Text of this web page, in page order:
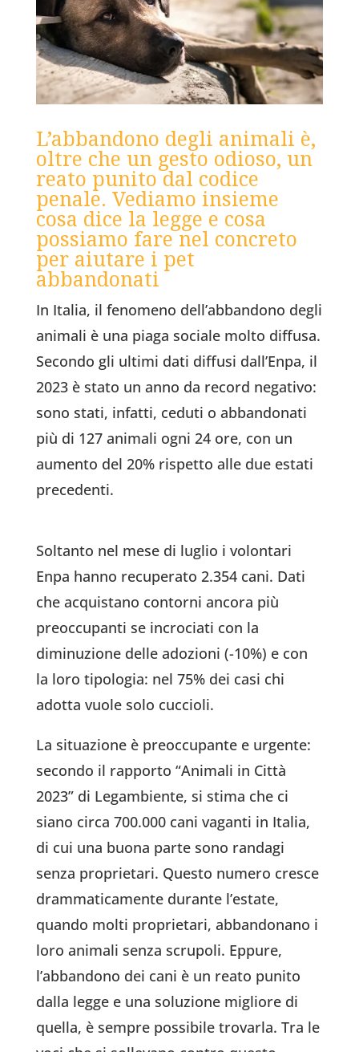
L’abbandono degli animali è,
oltre che un gesto odioso, un
reato punito dal codice
penale. Vediamo insieme
cosa dice la legge e cosa
possiamo fare nel concreto
per aiutare i pet
abbandonati
In Italia, il fenomeno dell’abbandono degli
animali è una piaga sociale molto diffusa.
Secondo gli ultimi dati diffusi dall’Enpa, il
2023 è stato un anno da record negativo:
sono stati, infatti, ceduti o abbandonati
più di 127 animali ogni 24 ore, con un
aumento del 20% rispetto alle due estati
precedenti.
Soltanto nel mese di luglio i volontari
Enpa hanno recuperato 2.354 cani. Dati
che acquistano contorni ancora più
preoccupanti se incrociati con la
diminuzione delle adozioni (-10%) e con
la loro tipologia: nel 75% dei casi chi
adotta vuole solo cuccioli.
La situazione è preoccupante e urgente:
secondo il rapporto “Animali in Città
2023” di Legambiente, si stima che ci
siano circa 700.000 cani vaganti in Italia,
di cui una buona parte sono randagi
senza proprietari. Questo numero cresce
drammaticamente durante l’estate,
quando molti proprietari, abbandonano i
loro animali senza scrupoli. Eppure,
l’abbandono dei cani è un reato punito
dalla legge e una soluzione migliore di
quella, è sempre possibile trovarla. Tra le